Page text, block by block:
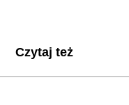
Czytaj też